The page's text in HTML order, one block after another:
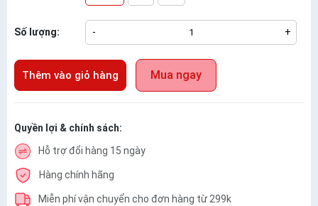
Số lượng: - +
Thêm vào giỏ hàng Mua ngay
Quyền lợi & chính sách:
Hỗ trợ đổi hàng 15 ngày
Hàng chính hãng
Miễn phí vận chuyển cho đơn hàng từ 299k